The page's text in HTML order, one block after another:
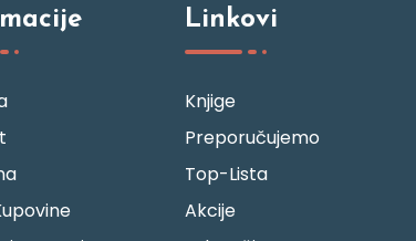
Linkovi
Knjige
Preporučujemo
Top-Lista
Akcije